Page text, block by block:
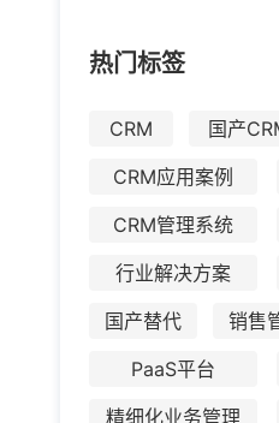
热门标签
CRM 国产
CRM应用案例
CRM管理系统
行业解决方案
国产替代
销售
PaaS平台
精细化业务管理